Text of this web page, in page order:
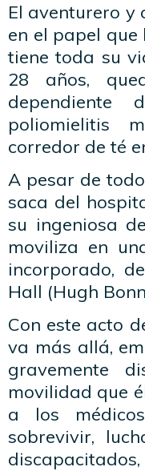
El aventurero y
en el papel
tiene toda su
28 años,
poliomielitis
corredor de té
A pesar de
saca del
su ingeniosa
moviliza en
incorporado,
Hall (Hugh
Con este acto
va más allá,
gravemente
movilidad que
a los
sobrevivir,